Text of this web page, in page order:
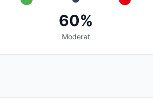
60%
Moderat